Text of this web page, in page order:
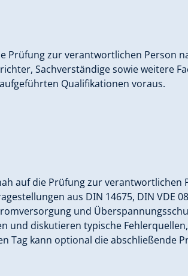
Prüfung zur verantwortlichen Person
Sachverständige sowie weitere
Qualifikationen voraus.
auf die Prüfung zur verantwortlichen
aus DIN 14675, DIN VDE
und
und diskutieren typische
Tag kann optional die abschließende